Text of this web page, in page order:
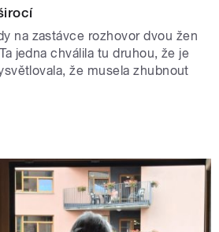
na zastávce rozhovor dvou žen
jedna chválila tu druhou, že je
že musela zhubnout